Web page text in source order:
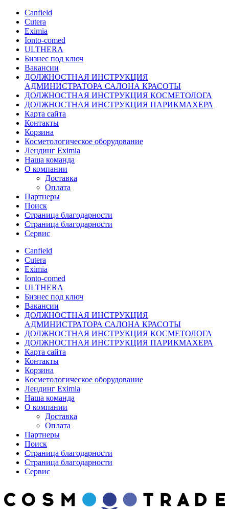
Canfield
Cutera
Eximia
Ionto-comed
ULTHERA
Бизнес под ключ
Вакансии
ДОЛЖНОСТНАЯ ИНСТРУКЦИЯ
АДМИНИСТРАТОРА САЛОНА КРАСОТЫ
ДОЛЖНОСТНАЯ ИНСТРУКЦИЯ КОСМЕТОЛОГА
ДОЛЖНОСТНАЯ ИНСТРУКЦИЯ ПАРИКМАХЕРА
Карта сайта
Контакты
Корзина
Косметологическое оборудование
Лендинг Eximia
Наша команда
О компании
Доставка
Оплата
Партнеры
Поиск
Страница благодарности
Страница благодарности
Сервис
Canfield
Cutera
Eximia
Ionto-comed
ULTHERA
Бизнес под ключ
Вакансии
ДОЛЖНОСТНАЯ ИНСТРУКЦИЯ
АДМИНИСТРАТОРА САЛОНА КРАСОТЫ
ДОЛЖНОСТНАЯ ИНСТРУКЦИЯ КОСМЕТОЛОГА
ДОЛЖНОСТНАЯ ИНСТРУКЦИЯ ПАРИКМАХЕРА
Карта сайта
Контакты
Корзина
Косметологическое оборудование
Лендинг Eximia
Наша команда
О компании
Доставка
Оплата
Партнеры
Поиск
Страница благодарности
Страница благодарности
Сервис